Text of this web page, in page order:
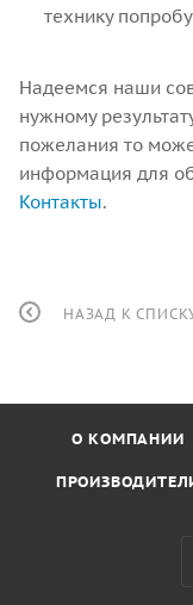
технику
Надеемся наши
нужному
пожелания то
информация для
Контакты.
НАЗАД К
О КОМПАНИИ